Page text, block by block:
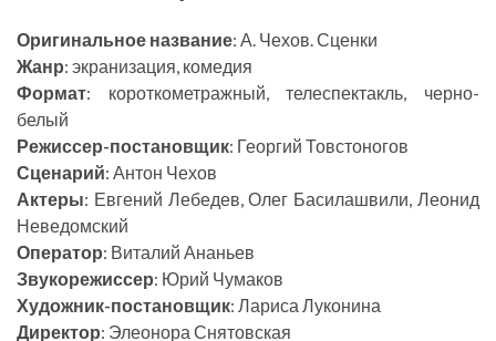
Оригинальное название: А. Чехов. Сценки
Жанр: экранизация, комедия
Формат: короткометражный, телеспектакль, черно-
белый
Режиссер-постановщик: Георгий Товстоногов
Сценарий: Антон Чехов
Актеры: Евгений Лебедев, Олег Басилашвили, Леонид
Неведомский
Оператор: Виталий Ананьев
Звукорежиссер: Юрий Чумаков
Художник-постановщик: Лариса Луконина
Директор: Элеонора Снятовская